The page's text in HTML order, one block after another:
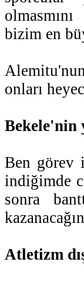
bizim en
onları
Bekele'nin
Ben görev
indiğimde
sonra
Atletizm